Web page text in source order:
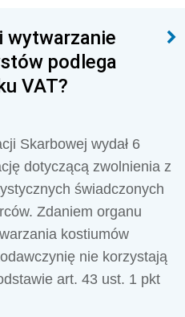
wytwarzanie
podlega
VAT?
Skarbowej wydał 6
dotyczącą zwolnienia z
świadczonych
Zdaniem organu
kostiumów
nie korzystają
art. 43 ust. 1 pkt